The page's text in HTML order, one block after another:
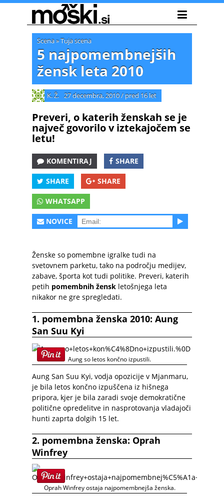
Scena»Tuja scena
5 najpomembnejših
žensk leta 2010
K. Ž. 27 decembra, 2010/ pred 16 let
Preveri, o katerih ženskah se je
največ govorilo v iztekajočem se
letu!
KOMENTIRAJ SHARE
SHARE SHARE
WHATSAPP
NOVICE
Ženske so pomembne igralke tudi na
svetovnem parketu, tako na področju medijev,
zabave, športa kot tudi politike. Preveri, katerih
petih pomembnih žensk letošnjega leta
nikakor ne gre spregledati.
1. pomembna ženska 2010: Aung
San Suu Kyi
Aung so letos končno izpustili.
Aung San Suu Kyi, vodja opozicije v Mjanmaru,
je bila letos končno izpuščena iz hišnega
pripora, kjer je bila zaradi svoje demokratične
politične opredelitve in nasprotovanja vladajoči
hunti zaprta dolgih 15 let.
2. pomembna ženska: Oprah
Winfrey
Oprah Winfrey ostaja najpomembnejša ženska.